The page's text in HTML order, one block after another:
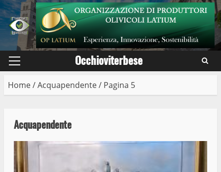
Skip
to
content
Primary
Occhioviterbese
Home/Acquapendente/ Pagina 5
Acquapendente